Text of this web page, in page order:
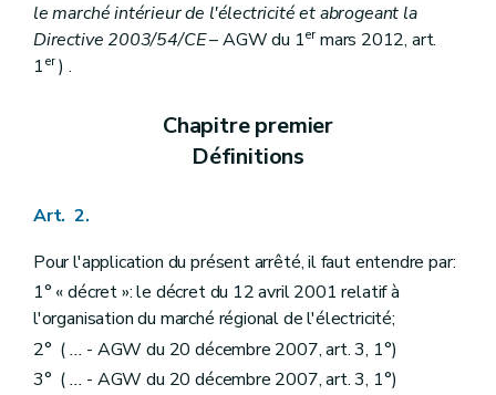
le marché intérieur de l'électricité et abrogeant la
Directive 2003/54/CE– AGW du 1ermars 2012, art.
1er) .
Chapitre premier
Définitions
Art. 2.
Pour l'application du présent arrêté, il faut entendre par:
1° « décret »: le décret du 12 avril 2001 relatif à
l'organisation du marché régional de l'électricité;
2° (... - AGW du 20 décembre 2007, art. 3, 1°)
3° (... - AGW du 20 décembre 2007, art. 3, 1°)